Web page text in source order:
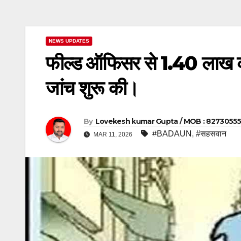
NEWS UPDATES
फील्ड ऑफिसर से 1.40 लाख
जांच शुरू की।
By Lovekesh kumar Gupta / MOB :
MAR 11, 2026 #BADAUN , #सहसवान